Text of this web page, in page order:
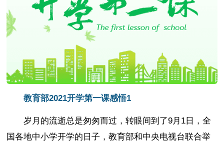
教育部2021开学第一课感悟1
岁月的流逝总是匆匆而过，转眼间到了9月1日，全
国各地中小学开学的日子，教育部和中央电视台联合举